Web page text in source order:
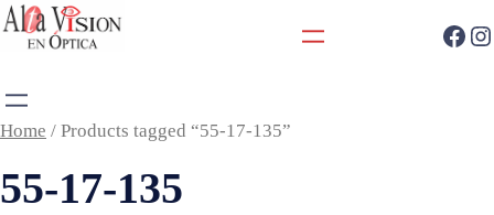
Home / Products tagged “55-17-135”
55-17-135